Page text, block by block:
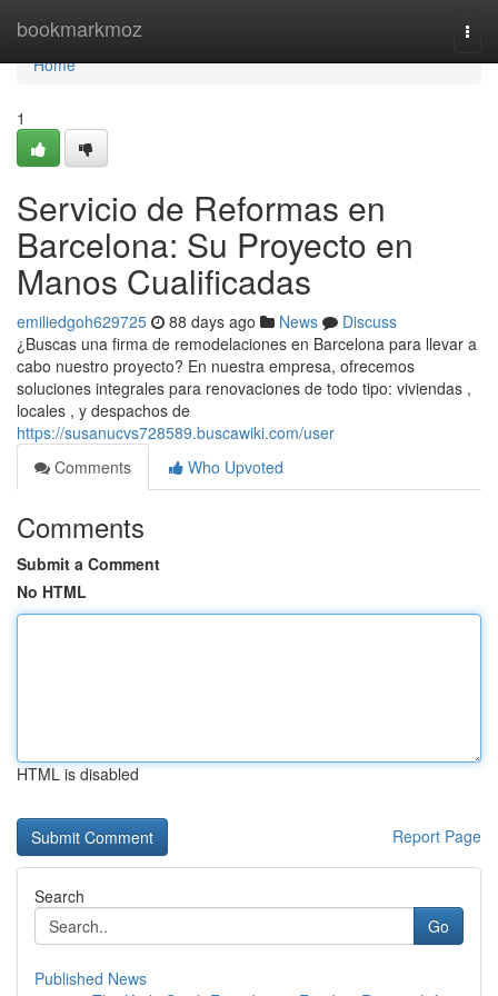
bookmarkmoz
Home
Home
1
Servicio de Reformas en
Barcelona: Su Proyecto en
Manos Cualificadas
emiliedgoh629725 88 days ago News
Discuss
¿Buscas una firma de remodelaciones en Barcelona para llevar a
cabo nuestro proyecto? En nuestra empresa, ofrecemos
soluciones integrales para renovaciones de todo tipo: viviendas ,
locales , y despachos de
https://susanucvs728589.buscawiki.com/user
Comments
Who Upvoted
Comments
Submit a Comment
No HTML
HTML is disabled
Report Page
Search
Go
Published News